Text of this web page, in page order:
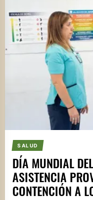
SALUD
DÍA MUNDIAL
ASISTENCIA
CONTENCIÓN A